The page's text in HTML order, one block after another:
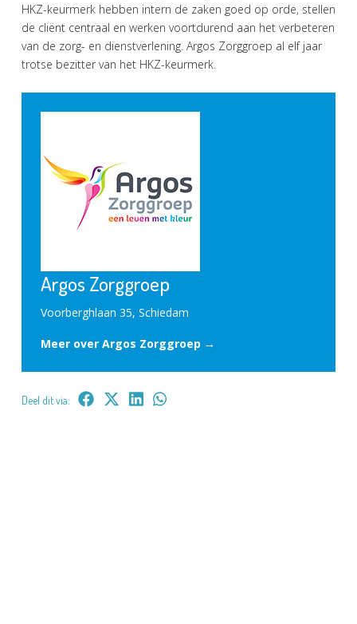
HKZ-keurmerk hebben intern de zaken goed op orde, stellen
de cliënt centraal en werken voortdurend aan het verbeteren
van de zorg- en dienstverlening. Argos Zorggroep al elf jaar
trotse bezitter van het HKZ-keurmerk.
Argos Zorggroep
Voorberghlaan 35, Schiedam
Meer over Argos Zorggroep →
Deel dit via: